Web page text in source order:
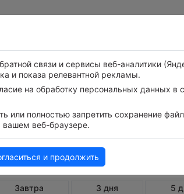
в Бобре
Завтра 3 дня
5
связи и сервисы веб-аналитики
и показа релевантной рекламы.
на обработку персональных данных в
или полностью запретить сохранение
вашем веб-браузере.
и продолжить